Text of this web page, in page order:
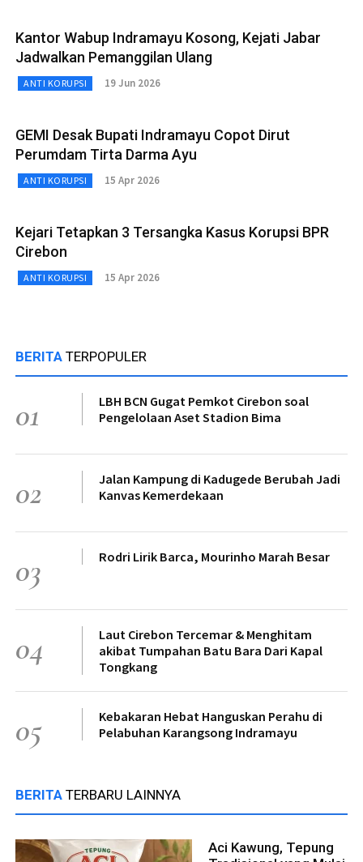
Kantor Wabup Indramayu Kosong, Kejati Jabar
Jadwalkan Pemanggilan Ulang
ANTI KORUPSI 19 Jun 2026
GEMI Desak Bupati Indramayu Copot Dirut
Perumdam Tirta Darma Ayu
ANTI KORUPSI 15 Apr 2026
Kejari Tetapkan 3 Tersangka Kasus Korupsi BPR
Cirebon
ANTI KORUPSI 15 Apr 2026
BERITA TERPOPULER
01
LBH BCN Gugat Pemkot Cirebon soal
Pengelolaan Aset Stadion Bima
02
Jalan Kampung di Kadugede Berubah Jadi
Kanvas Kemerdekaan
03 Rodri Lirik Barca, Mourinho Marah Besar
04
Laut Cirebon Tercemar & Menghitam
akibat Tumpahan Batu Bara Dari Kapal
Tongkang
05
Kebakaran Hebat Hanguskan Perahu di
Pelabuhan Karangsong Indramayu
BERITA TERBARU LAINNYA
Aci Kawung, Tepung